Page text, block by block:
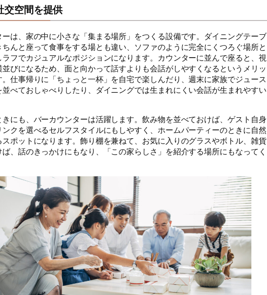
交空間を提供
は、家の中に小さな「集まる場所」をつくる設備です。ダイニングテーブ
んと座って食事をする場とも違い、ソファのように完全にくつろぐ場所と
フでカジュアルなポジションになります。カウンターに並んで座ると、視
びになるため、面と向かって話すよりも会話がしやすくなるというメリッ
仕事帰りに「ちょっと一杯」を自宅で楽しんだり、週末に家族でジュース
べておしゃべりしたり、ダイニングでは生まれにくい会話が生まれやすい
にも、バーカウンターは活躍します。飲み物を並べておけば、ゲスト自身
クを選べるセルフスタイルにもしやすく、ホームパーティーのときに自然
ポットになります。飾り棚を兼ねて、お気に入りのグラスやボトル、雑貨
、話のきっかけにもなり、「この家らしさ」を紹介する場所にもなってく